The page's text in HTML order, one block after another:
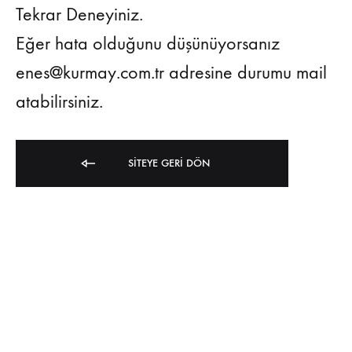
Tekrar Deneyiniz.
Eğer hata olduğunu düşünüyorsanız
enes@kurmay.com.tr adresine durumu mail
atabilirsiniz.
SITEYE GERI DÖN